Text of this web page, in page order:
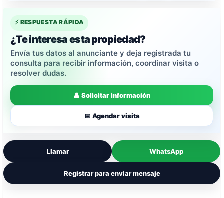
⚡ RESPUESTA RÁPIDA
¿Te interesa esta propiedad?
Envía tus datos al anunciante y deja registrada tu
consulta para recibir información, coordinar visita o
resolver dudas.
👤 Solicitar información
📅 Agendar visita
Llamar WhatsApp
Registrar para enviar mensaje